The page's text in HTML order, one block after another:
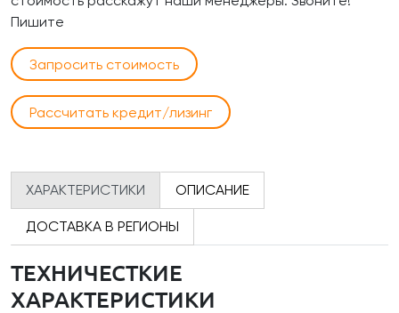
Пишите
Запросить стоимость
Рассчитать кредит/лизинг
ХАРАКТЕРИСТИКИ ОПИСАНИЕ
ДОСТАВКА В РЕГИОНЫ
ТЕХНИЧЕСТКИЕ
ХАРАКТЕРИСТИКИ